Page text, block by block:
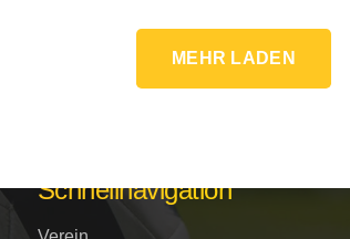
MEHR LADEN
Schnellnavigation